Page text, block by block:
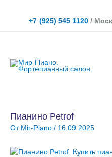
содержимому
+7 (925) 545 1120 /
Пианино Petrof
От Mir-Piano / 16.09.2025